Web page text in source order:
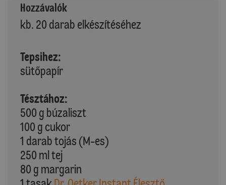
Hozzávalók
kb. 20 darab elkészítéséhez
Tepsihez:
sütőpapír
Tésztához:
500 g búzaliszt
100 g cukor
1 darab tojás (M-es)
250 ml tej
80 g margarin